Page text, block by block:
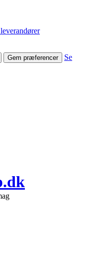
Gem præferencer
Se